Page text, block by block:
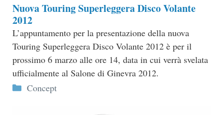
Nuova Touring Superleggera Disco Volante
2012
L’appuntamento per la presentazione della nuova
Touring Superleggera Disco Volante 2012 è per il
prossimo 6 marzo alle ore 14, data in cui verrà svelata
ufficialmente al Salone di Ginevra 2012.
Categorie
Concept